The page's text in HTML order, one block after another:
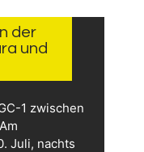
der
und
1 zwischen
Juli, nachts